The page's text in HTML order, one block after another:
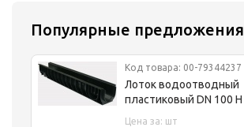
Популярные предложения
Код товара: 00-79344237
Лоток водоотводный
пластиковый DN 100 H 180
Цена за: шт